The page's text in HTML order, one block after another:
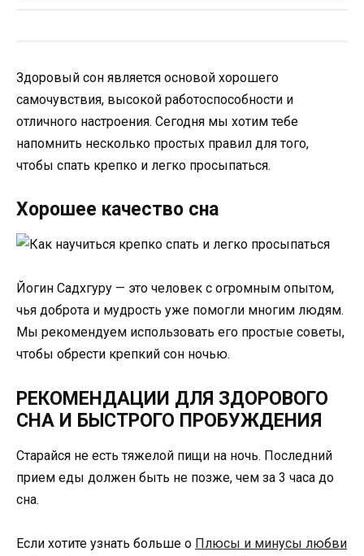
Здоровый сон является основой хорошего
самочувствия, высокой работоспособности и
отличного настроения. Сегодня мы хотим тебе
напомнить несколько простых правил для того,
чтобы спать крепко и легко просыпаться.
Хорошее качество сна
Йогин Садхгуру — это человек с огромным опытом,
чья доброта и мудрость уже помогли многим людям.
Мы рекомендуем использовать его простые советы,
чтобы обрести крепкий сон ночью.
РЕКОМЕНДАЦИИ ДЛЯ ЗДОРОВОГО
СНА И БЫСТРОГО ПРОБУЖДЕНИЯ
Старайся не есть тяжелой пищи на ночь. Последний
прием еды должен быть не позже, чем за 3 часа до
сна.
Если хотите узнать больше о Плюсы и минусы любви